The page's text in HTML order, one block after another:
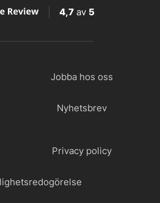
4,7 av 5
Jobba hos oss
Nyhetsbrev
Privacy policy